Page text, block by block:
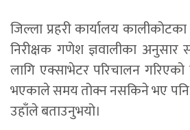
जिल्ला प्रहरी कार्यालय
निरीक्षक गणेश ज्ञवालीका
लागि एक्साभेटर परिचालन
भएकाले समय तोक्न नसकिने भए पनि
उहाँले बताउनुभयो।